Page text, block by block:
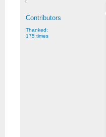
Contributors
Thanked:
175 times